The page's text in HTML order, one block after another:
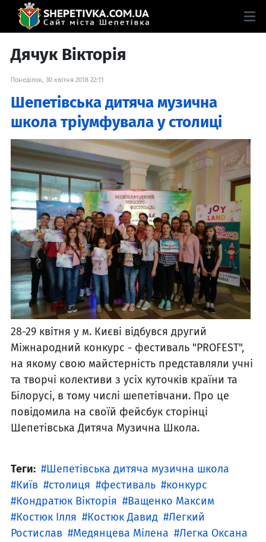
Дячук Вікторія
Понеділок, 30 квітня 2018 22:11
Шепетівська дитяча музична
школа тріумфувала у столиці
28-29 квітня у м. Києві відбувся другий
Міжнародний конкурс - фестиваль "PROFEST",
на якому свою майстерність представляли учні
та творчі колективи з усіх куточків країни та
Білорусі, в тому числі шепетівчани. Про це
повідомила на своїй фейсбук сторінці
Шепетівська Дитяча Музична Школа.
Теги:
Шепетівська дитяча музична школа
Київ
столиця фестиваль
конкурс
Кондратюк Вікторія
Ващенко Максим
Костюк Ілля
Костюк Давид
Легкий
Ростислав
Медянцева Мілена
Легка Оксана